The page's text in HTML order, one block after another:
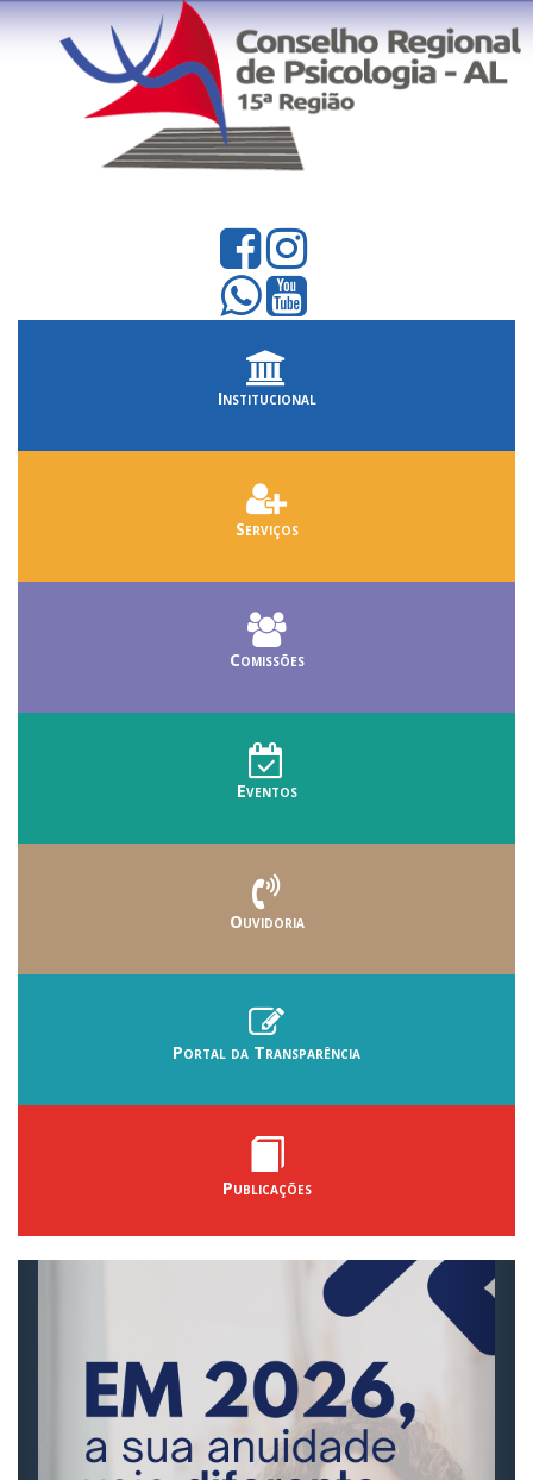
Institucional
Serviços
Comissões
Eventos
Ouvidoria
Portal da Transparência
Publicações